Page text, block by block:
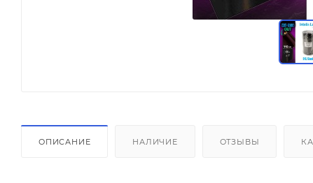
ОПИСАНИЕ НАЛИЧИЕ ОТЗЫВЫ